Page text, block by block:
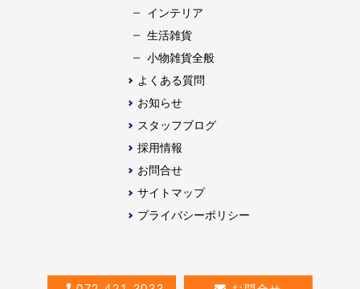
インテリア
生活雑貨
⼩物雑貨全般
よくある質問
お知らせ
スタッフブログ
採用情報
お問合せ
サイトマップ
プライバシーポリシー